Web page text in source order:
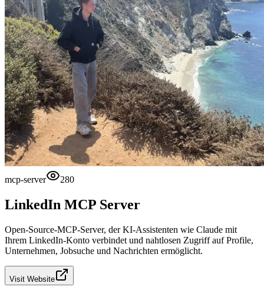
mcp-server 280
LinkedIn MCP Server
Open-Source-MCP-Server, der KI-Assistenten wie Claude mit
Ihrem LinkedIn-Konto verbindet und nahtlosen Zugriff auf Profile,
Unternehmen, Jobsuche und Nachrichten ermöglicht.
Visit Website